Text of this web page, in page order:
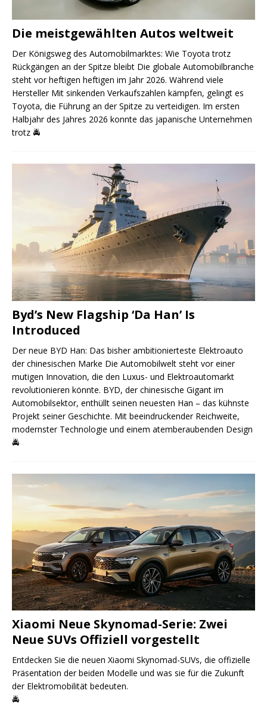
Die meistgewählten Autos weltweit
Der Königsweg des Automobilmarktes: Wie Toyota trotz
Rückgängen an der Spitze bleibt Die globale Automobilbranche
steht vor heftigen heftigen im Jahr 2026. Während viele
Hersteller Mit sinkenden Verkaufszahlen kämpfen, gelingt es
Toyota, die Führung an der Spitze zu verteidigen. Im ersten
Halbjahr des Jahres 2026 konnte das japanische Unternehmen
trotz 🚔
Byd’s New Flagship ‘Da Han’ Is
Introduced
Der neue BYD Han: Das bisher ambitionierteste Elektroauto
der chinesischen Marke Die Automobilwelt steht vor einer
mutigen Innovation, die den Luxus- und Elektroautomarkt
revolutionieren könnte. BYD, der chinesische Gigant im
Automobilsektor, enthüllt seinen neuesten Han – das kühnste
Projekt seiner Geschichte. Mit beeindruckender Reichweite,
modernster Technologie und einem atemberaubenden Design
🚔
Xiaomi Neue Skynomad-Serie: Zwei
Neue SUVs Offiziell vorgestellt
Entdecken Sie die neuen Xiaomi Skynomad-SUVs, die offizielle
Präsentation der beiden Modelle und was sie für die Zukunft
der Elektromobilität bedeuten.
🚔